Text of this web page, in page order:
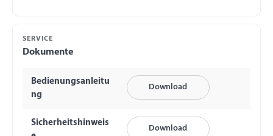
SERVICE
Dokumente
Bedienungsanleitu
ng
Download
Sicherheitshinweis
Download